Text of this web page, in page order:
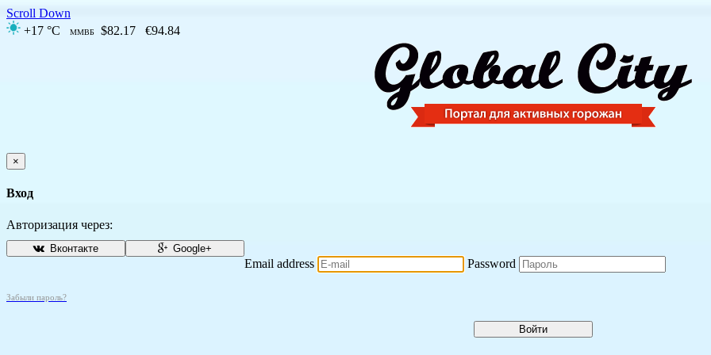
Scroll Down
+17 °C
ММВБ $82.17 €94.84
×
Вход
Авторизация через:
Вконтакте Google+
Email address Password
Забыли пароль?
Войти